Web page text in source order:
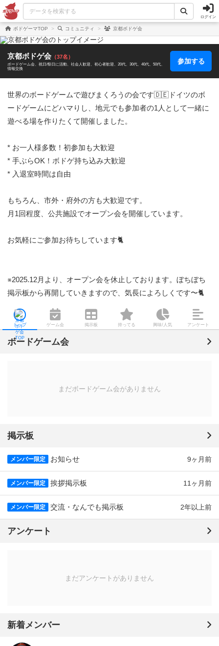
ログイン
ボドゲーマTOP コミュニティ 京都ボドゲ会
京都ボドゲ会 （37名）
ボードゲーム会 祝日/祭日に活動 社会人歓迎 初心者歓迎 20代 30代 40代
50代
情報交換
参加する
世界のボードゲームで遊びまくろうの会です🇩🇪ドイツのボ
ードゲームにどハマりし、地元でも参加者の1人として一緒に
遊べる場を作りたくて開催しました。
* お一人様多数！初参加も大歓迎
* 手ぶらOK！ボドゲ持ち込み大歓迎
* 入退室時間は自由
もちろん、市外・府外の方も大歓迎です。
月1回程度、公共施設でオープン会を開催しています。
お気軽にご参加お待ちしています🐈
※2025.12月より、オープン会を休止しております。ぼちぼち
掲示板から再開していきますので、気長によろしくです〜🐈
トップ ゲーム会 掲示板 持ってる 興味/人気 アンケート
ボードゲーム会
まだボードゲーム会がありません
掲示板
メンバー限定 お知らせ 9ヶ月前
メンバー限定 挨拶掲示板 11ヶ月前
メンバー限定 交流・なんでも掲示板 2年以上前
アンケート
まだアンケートがありません
新着メンバー